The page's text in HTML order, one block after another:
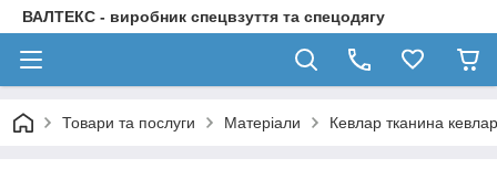
ВАЛТЕКС - виробник спецвзуття та спецодягу
Товари та послуги Матеріали Кевлар тканина